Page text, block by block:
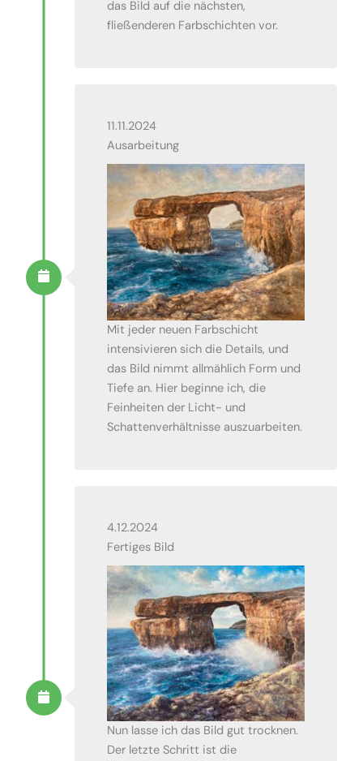
das Bild auf die nächsten,
fließenderen Farbschichten vor.
11.11.2024
Ausarbeitung
Mit jeder neuen Farbschicht
intensivieren sich die Details, und
das Bild nimmt allmählich Form und
Tiefe an. Hier beginne ich, die
Feinheiten der Licht- und
Schattenverhältnisse auszuarbeiten.
4.12.2024
Fertiges Bild
Nun lasse ich das Bild gut trocknen.
Der letzte Schritt ist die